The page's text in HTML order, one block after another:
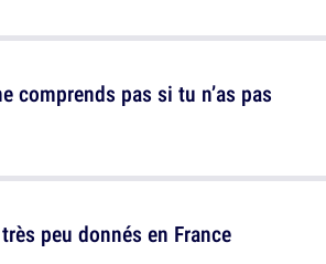
comprends pas si tu n’as pas
peu donnés en France